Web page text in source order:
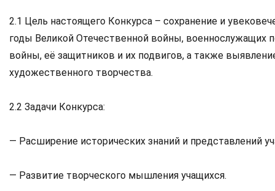
2.1 Цель настоящего Конкурса – сохранение и
годы Великой Отечественной войны, военнослужащих
войны, её защитников и их подвигов, а также
художественного творчества.
2.2 Задачи Конкурса:
— Расширение исторических знаний и представлений
— Развитие творческого мышления учащихся.